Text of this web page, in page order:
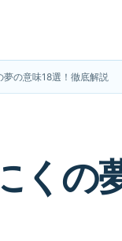
夢の意味18選！徹底解説
くの